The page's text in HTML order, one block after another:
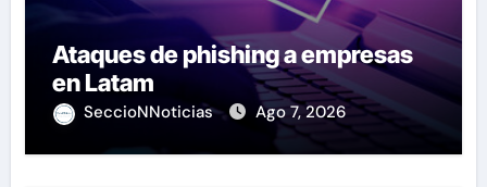
Ataques de phishing a empresas
en Latam
SeccioNNoticias Ago 7, 2026